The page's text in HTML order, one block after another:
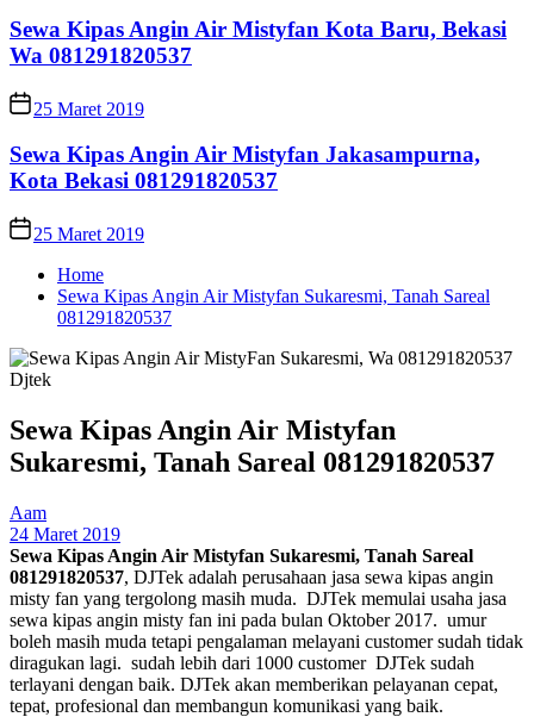
Sewa Kipas Angin Air Mistyfan Kota Baru, Bekasi
Wa 081291820537
25 Maret 2019
Sewa Kipas Angin Air Mistyfan Jakasampurna,
Kota Bekasi 081291820537
25 Maret 2019
Home
Sewa Kipas Angin Air Mistyfan Sukaresmi, Tanah Sareal
081291820537
Sewa Kipas Angin Air Mistyfan
Sukaresmi, Tanah Sareal 081291820537
Aam
24 Maret 2019
Sewa Kipas Angin Air Mistyfan Sukaresmi, Tanah Sareal
081291820537, DJTek adalah perusahaan jasa sewa kipas angin
misty fan yang tergolong masih muda. DJTek memulai usaha jasa
sewa kipas angin misty fan ini pada bulan Oktober 2017. umur
boleh masih muda tetapi pengalaman melayani customer sudah tidak
diragukan lagi. sudah lebih dari 1000 customer DJTek sudah
terlayani dengan baik. DJTek akan memberikan pelayanan cepat,
tepat, profesional dan membangun komunikasi yang baik.